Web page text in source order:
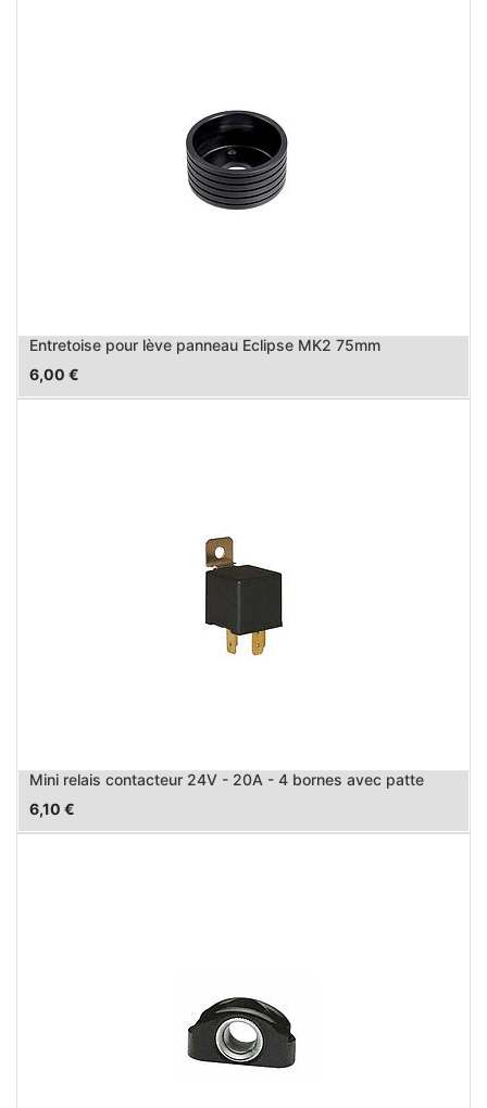
Entretoise pour lève panneau Eclipse MK2 75mm
6,00 €
Mini relais contacteur 24V - 20A - 4 bornes avec patte
6,10 €